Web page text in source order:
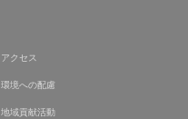
アクセス
環境への配慮
地域貢献活動